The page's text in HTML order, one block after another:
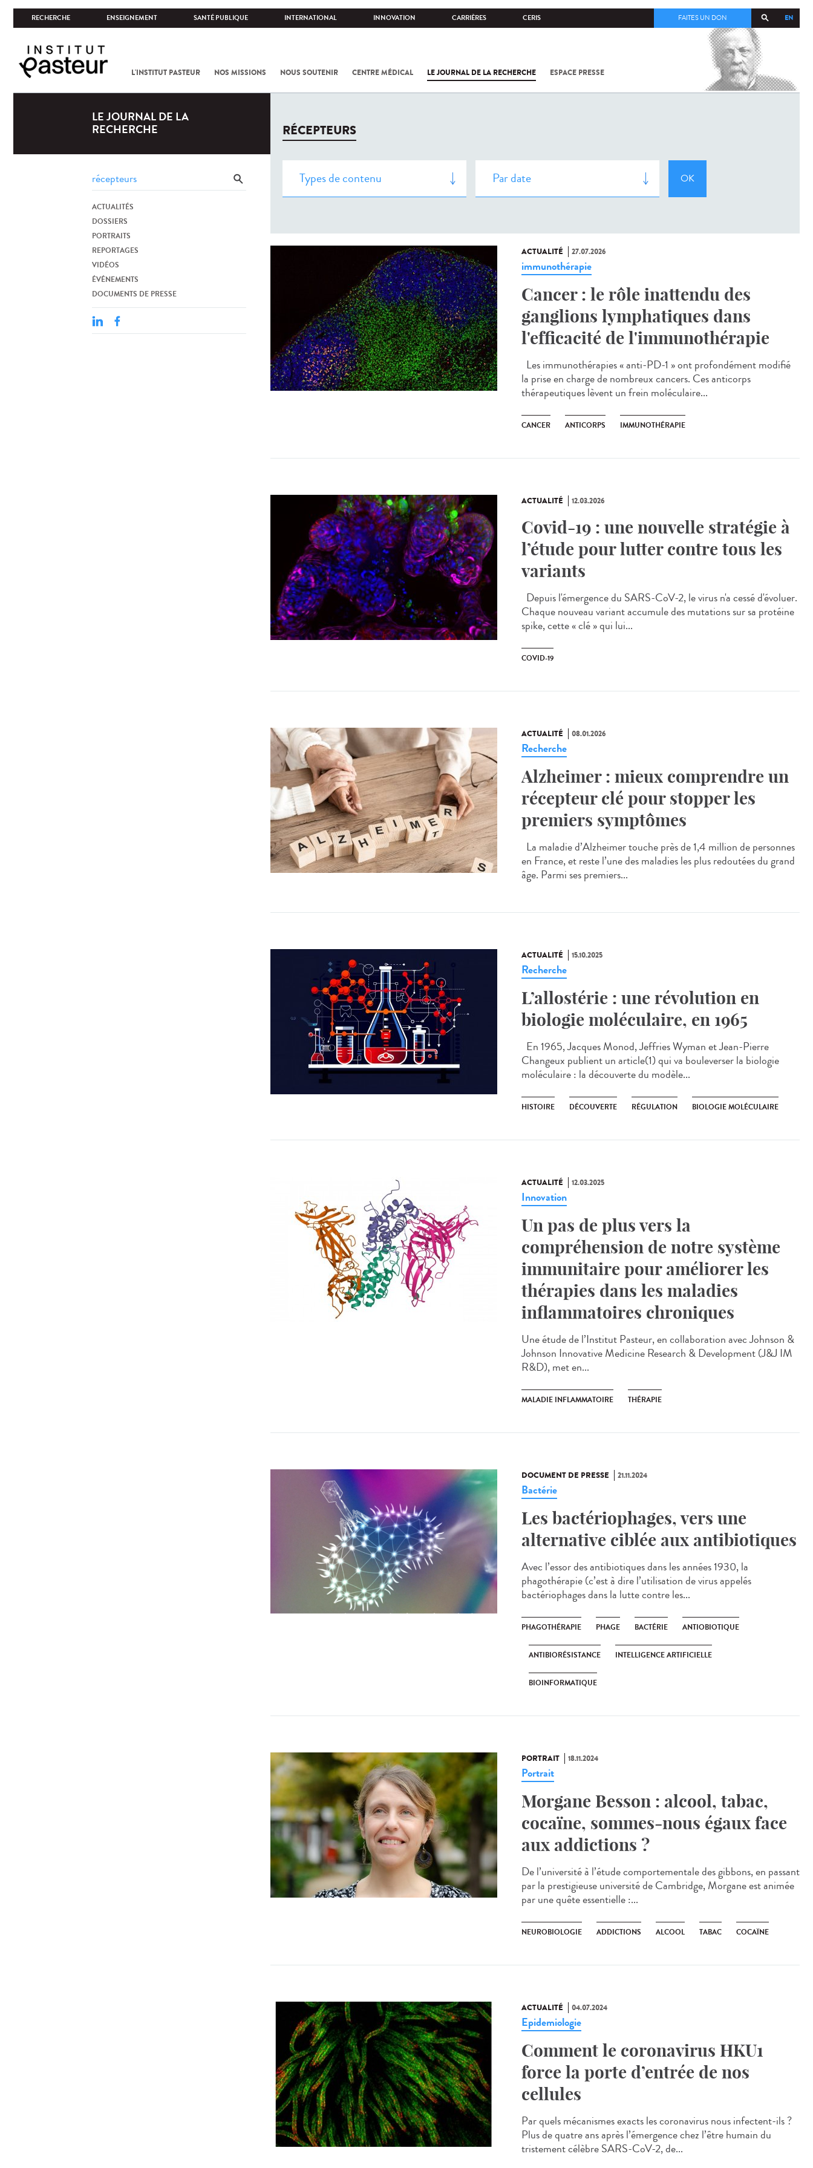
RECHERCHE ENSEIGNEMENT SANTÉ PUBLIQUE INTERNATIONAL INNOVATION CARRIÈRES CERIS EN
FAITES UN DON
L'INSTITUT PASTEUR NOS MISSIONS NOUS SOUTENIR CENTRE MÉDICAL LE JOURNAL DE LA RECHERCHE ESPACE PRESSE
COV-2 /
LE JOURNAL DE LA
RECHERCHE
ACTUALITÉS
DOSSIERS
PORTRAITS
REPORTAGES
VIDÉOS
ÉVÉNEMENTS
DOCUMENTS DE PRESSE
RÉCEPTEURS
ACTUALITÉ 27.07.2026
immunothérapie
Cancer : le rôle inattendu des
ganglions lymphatiques dans
l'efficacité de l'immunothérapie
Les immunothérapies « anti-PD-1 » ont profondément modifié
la prise en charge de nombreux cancers. Ces anticorps
thérapeutiques lèvent un frein moléculaire...
CANCER ANTICORPS IMMUNOTHÉRAPIE
ACTUALITÉ 12.03.2026
Covid-19 : une nouvelle stratégie à
l’étude pour lutter contre tous les
variants
Depuis l'émergence du SARS-CoV-2, le virus n'a cessé d'évoluer.
Chaque nouveau variant accumule des mutations sur sa protéine
spike, cette « clé » qui lui...
COVID-19
ACTUALITÉ 08.01.2026
Recherche
Alzheimer : mieux comprendre un
récepteur clé pour stopper les
premiers symptômes
La maladie d’Alzheimer touche près de 1,4 million de personnes
en France, et reste l’une des maladies les plus redoutées du grand
âge. Parmi ses premiers...
ACTUALITÉ 15.10.2025
Recherche
L’allostérie : une révolution en
biologie moléculaire, en 1965
En 1965, Jacques Monod, Jeffries Wyman et Jean-Pierre
Changeux publient un article(1) qui va bouleverser la biologie
moléculaire : la découverte du modèle...
HISTOIRE DÉCOUVERTE RÉGULATION BIOLOGIE MOLÉCULAIRE
ACTUALITÉ 12.03.2025
Innovation
Un pas de plus vers la
compréhension de notre système
immunitaire pour améliorer les
thérapies dans les maladies
inflammatoires chroniques
Une étude de l’Institut Pasteur, en collaboration avec Johnson &
Johnson Innovative Medicine Research & Development (J&J IM
R&D), met en...
MALADIE INFLAMMATOIRE THÉRAPIE
DOCUMENT DE PRESSE 21.11.2024
Bactérie
Les bactériophages, vers une
alternative ciblée aux antibiotiques
Avec l’essor des antibiotiques dans les années 1930, la
phagothérapie (c’est à dire l’utilisation de virus appelés
bactériophages dans la lutte contre les...
PHAGOTHÉRAPIE PHAGE BACTÉRIE ANTIOBIOTIQUE
ANTIBIORÉSISTANCE INTELLIGENCE ARTIFICIELLE
BIOINFORMATIQUE
PORTRAIT 18.11.2024
Portrait
Morgane Besson : alcool, tabac,
cocaïne, sommes-nous égaux face
aux addictions ?
De l’université à l’étude comportementale des gibbons, en passant
par la prestigieuse université de Cambridge, Morgane est animée
par une quête essentielle :...
NEUROBIOLOGIE ADDICTIONS ALCOOL TABAC COCAÏNE
ACTUALITÉ 04.07.2024
Epidemiologie
Comment le coronavirus HKU1
force la porte d’entrée de nos
cellules
Par quels mécanismes exacts les coronavirus nous infectent-ils ?
Plus de quatre ans après l’émergence chez l’être humain du
tristement célèbre SARS-CoV-2, de...